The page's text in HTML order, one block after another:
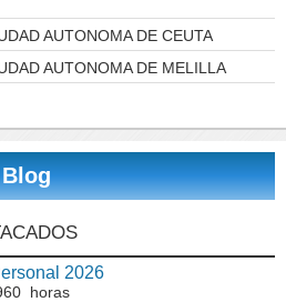
AUTONOMA DE CEUTA
AUTONOMA DE MELILLA
2026
horas